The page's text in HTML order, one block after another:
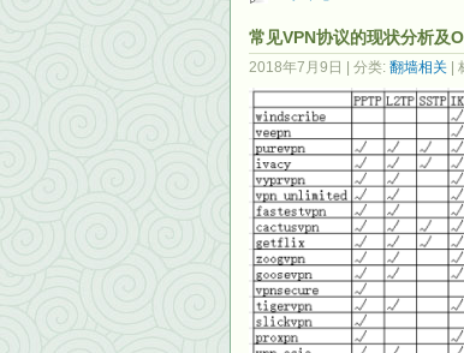
常见VPN协议的现状分析及
2018年7月9日 | 分类: 翻墙相关 |